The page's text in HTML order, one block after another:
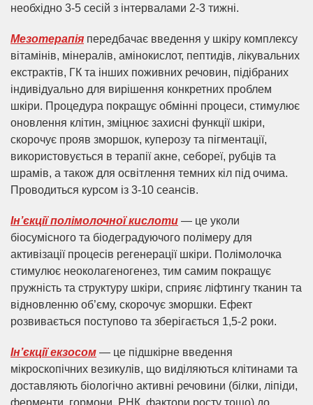
необхідно 3-5 сесій з інтервалами 2-3 тижні.
Мезотерапія передбачає введення у шкіру комплексу
вітамінів, мінералів, амінокислот, пептидів, лікувальних
екстрактів, ГК та інших поживних речовин, підібраних
індивідуально для вирішення конкретних проблем
шкіри. Процедура покращує обмінні процеси, стимулює
оновлення клітин, зміцнює захисні функції шкіри,
скорочує прояв зморшок, куперозу та пігментації,
використовується в терапії акне, себореї, рубців та
шрамів, а також для освітлення темних кіл під очима.
Проводиться курсом із 3-10 сеансів.
Ін’єкції полімолочної кислоти — це уколи
біосумісного та біодеградуючого полімеру для
активізації процесів регенерації шкіри. Полімолочка
стимулює неоколагеногенез, тим самим покращує
пружність та структуру шкіри, сприяє ліфтингу тканин та
відновленню об’єму, скорочує зморшки. Ефект
розвивається поступово та зберігається 1,5-2 роки.
Ін’єкції екзосом — це підшкірне введення
мікроскопічних везикулів, що виділяються клітинами та
доставляють біологічно активні речовини (білки, ліпіди,